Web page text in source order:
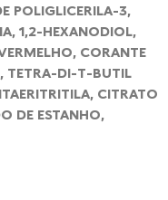
POLIGLICERILA-3,
1,2-HEXANODIOL,
CORANTE
TETRA-DI-T-BUTIL
CITRATO
DE ESTANHO,